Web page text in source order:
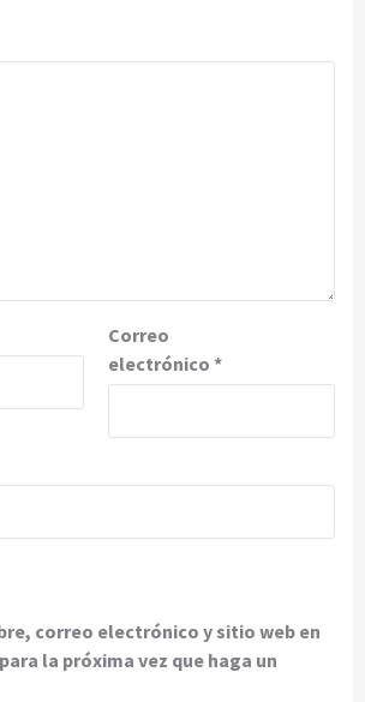
Correo
electrónico *
correo electrónico y sitio web en
la próxima vez que haga un